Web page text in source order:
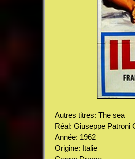
Autres titres: The sea
Réal: Giuseppe Patroni
Année: 1962
Origine: Italie